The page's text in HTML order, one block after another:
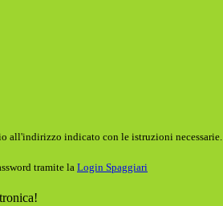
all'indirizzo indicato con le istruzioni necessarie.
tramite la Login Spaggiari